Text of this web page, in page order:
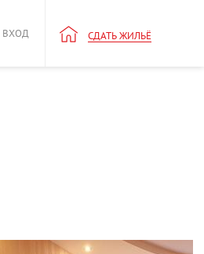
ВХОД СДАТЬ ЖИЛЬЁ